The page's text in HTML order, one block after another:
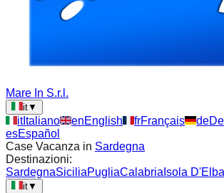
Mare In S.r.l.
it▼
itItaliano enEnglish frFrançais de
esEspañol
Case Vacanza in Sardegna
Destinazioni:
SardegnaSiciliaPugliaCalabria Isola D'Elba
it▼